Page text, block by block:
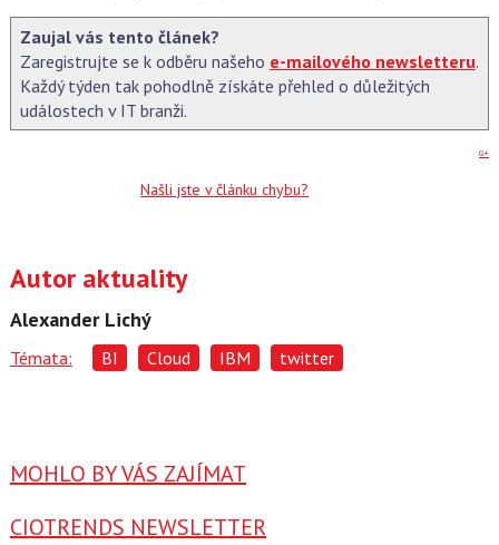
Zaujal vás tento článek?
Zaregistrujte se k odběru našeho e-mailového newsletteru.
Každý týden tak pohodlně získáte přehled o důležitých
událostech v IT branži.
G+
Našli jste v článku chybu?
Autor aktuality
Alexander Lichý
Témata: BI Cloud IBM twitter
MOHLO BY VÁS ZAJÍMAT
CIOTRENDS NEWSLETTER